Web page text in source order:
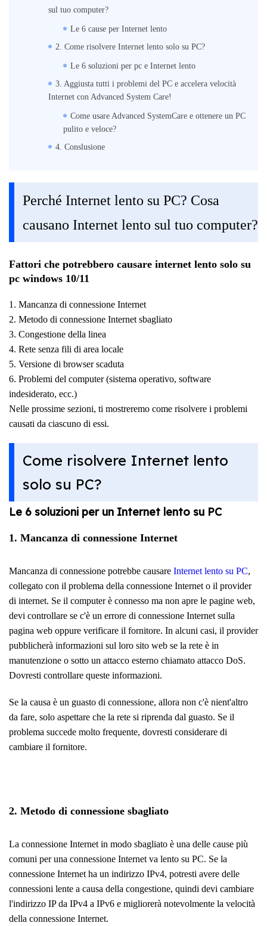
sul tuo computer?
Le 6 cause per Internet lento
2. Come risolvere Internet lento solo su PC?
Le 6 soluzioni per pc e Internet lento
3. Aggiusta tutti i problemi del PC e accelera velocità
Internet con Advanced System Care!
Come usare Advanced SystemCare e ottenere un PC
pulito e veloce?
4. Conslusione
Perché Internet lento su PC? Cosa
causano Internet lento sul tuo computer?
Fattori che potrebbero causare internet lento solo su
pc windows 10/11
1. Mancanza di connessione Internet
2. Metodo di connessione Internet sbagliato
3. Congestione della linea
4. Rete senza fili di area locale
5. Versione di browser scaduta
6. Problemi del computer (sistema operativo, software
indesiderato, ecc.)
Nelle prossime sezioni, ti mostreremo come risolvere i problemi
causati da ciascuno di essi.
Come risolvere Internet lento
solo su PC?
Le 6 soluzioni per un Internet lento su PC
1. Mancanza di connessione Internet
Mancanza di connessione potrebbe causare Internet lento su PC,
collegato con il problema della connessione Internet o il provider
di internet. Se il computer è connesso ma non apre le pagine web,
devi controllare se c'è un errore di connessione Internet sulla
pagina web oppure verificare il fornitore. In alcuni casi, il provider
pubblicherà informazioni sul loro sito web se la rete è in
manutenzione o sotto un attacco esterno chiamato attacco DoS.
Dovresti controllare queste informazioni.
Se la causa è un guasto di connessione, allora non c'è nient'altro
da fare, solo aspettare che la rete si riprenda dal guasto. Se il
problema succede molto frequente, dovresti considerare di
cambiare il fornitore.
2. Metodo di connessione sbagliato
La connessione Internet in modo sbagliato è una delle cause più
comuni per una connessione Internet va lento su PC. Se la
connessione Internet ha un indirizzo IPv4, potresti avere delle
connessioni lente a causa della congestione, quindi devi cambiare
l'indirizzo IP da IPv4 a IPv6 e migliorerà notevolmente la velocità
della connessione Internet.